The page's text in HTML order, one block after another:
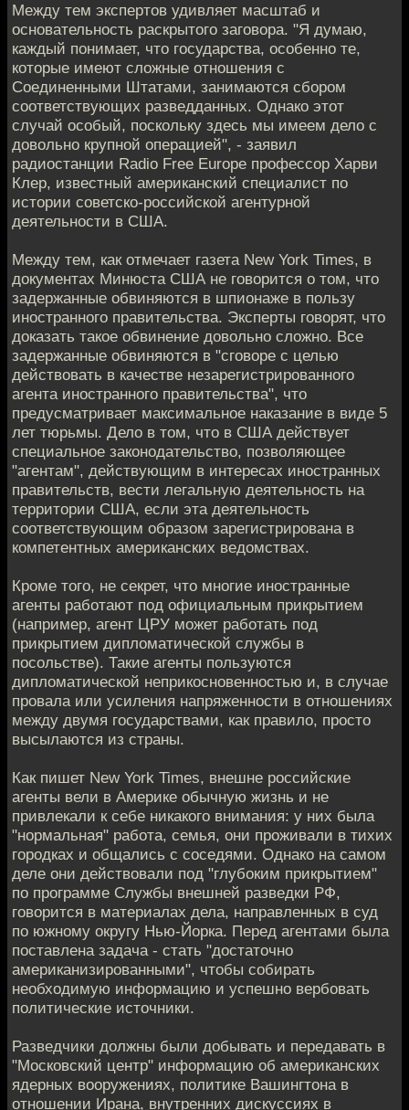
Между тем экспертов удивляет масштаб и
основательность раскрытого заговора. "Я думаю,
каждый понимает, что государства, особенно те,
которые имеют сложные отношения с
Соединенными Штатами, занимаются сбором
соответствующих разведданных. Однако этот
случай особый, поскольку здесь мы имеем дело с
довольно крупной операцией", - заявил
радиостанции Radio Free Europe профессор Харви
Клер, известный американский специалист по
истории советско-российской агентурной
деятельности в США.
Между тем, как отмечает газета New York Times, в
документах Минюста США не говорится о том, что
задержанные обвиняются в шпионаже в пользу
иностранного правительства. Эксперты говорят, что
доказать такое обвинение довольно сложно. Все
задержанные обвиняются в "сговоре с целью
действовать в качестве незарегистрированного
агента иностранного правительства", что
предусматривает максимальное наказание в виде 5
лет тюрьмы. Дело в том, что в США действует
специальное законодательство, позволяющее
"агентам", действующим в интересах иностранных
правительств, вести легальную деятельность на
территории США, если эта деятельность
соответствующим образом зарегистрирована в
компетентных американских ведомствах.
Кроме того, не секрет, что многие иностранные
агенты работают под официальным прикрытием
(например, агент ЦРУ может работать под
прикрытием дипломатической службы в
посольстве). Такие агенты пользуются
дипломатической неприкосновенностью и, в случае
провала или усиления напряженности в отношениях
между двумя государствами, как правило, просто
высылаются из страны.
Как пишет New York Times, внешне российские
агенты вели в Америке обычную жизнь и не
привлекали к себе никакого внимания: у них была
"нормальная" работа, семья, они проживали в тихих
городках и общались с соседями. Однако на самом
деле они действовали под "глубоким прикрытием"
по программе Службы внешней разведки РФ,
говорится в материалах дела, направленных в суд
по южному округу Нью-Йорка. Перед агентами была
поставлена задача - стать "достаточно
американизированными", чтобы собирать
необходимую информацию и успешно вербовать
политические источники.
Разведчики должны были добывать и передавать в
"Московский центр" информацию об американских
ядерных вооружениях, политике Вашингтона в
отношении Ирана, внутренних дискуссиях в